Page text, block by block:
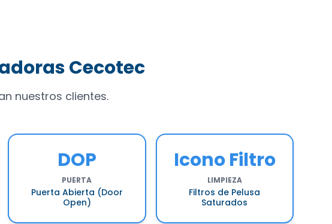
Cecotec
nuestros clientes.
DOP
PUERTA
Puerta Abierta (Door
Open)
Icono Filtro
LIMPIEZA
Filtros de Pelusa
Saturados